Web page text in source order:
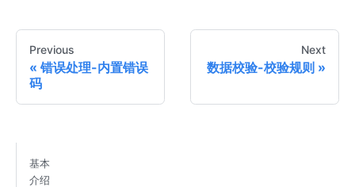
Previous
错误处理-内置错误
码
Next
数据校验-校验规则
基本
介绍